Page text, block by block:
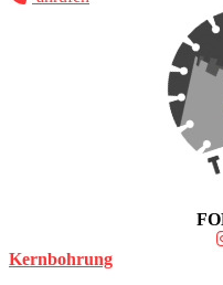
Kernbohrung